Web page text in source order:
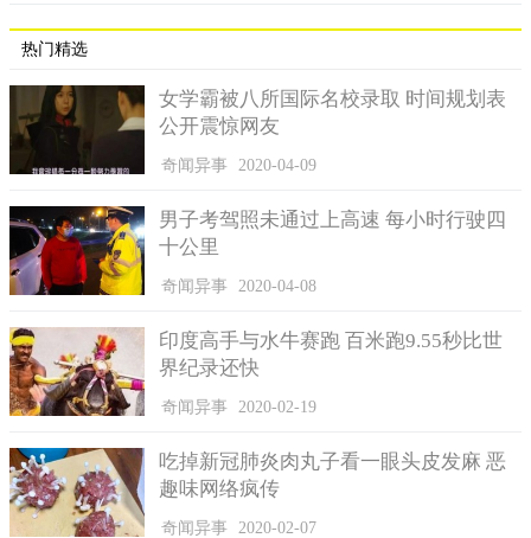
热门精选
女学霸被八所国际名校录取 时间规划表
公开震惊网友
奇闻异事 2020-04-09
男子考驾照未通过上高速 每小时行驶四
十公里
奇闻异事 2020-04-08
印度高手与水牛赛跑 百米跑9.55秒比世
界纪录还快
奇闻异事 2020-02-19
吃掉新冠肺炎肉丸子看一眼头皮发麻 恶
趣味网络疯传
奇闻异事 2020-02-07